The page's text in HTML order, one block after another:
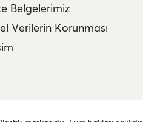
Belgelerimiz
Verilerin Korunması